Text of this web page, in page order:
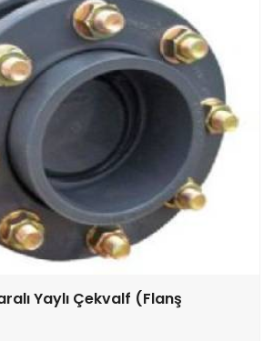
Yaylı Çekvalf (Flanş